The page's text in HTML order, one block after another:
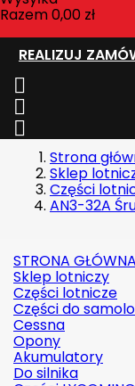
Razem0,00 zł
REALIZUJ



Strona
Sklep
Części
AN3-32A
STRONA GŁÓWNA
Sklep lotniczy
Części lotnicze
Części do
Cessna
Opony
Akumulatory
Do silnika